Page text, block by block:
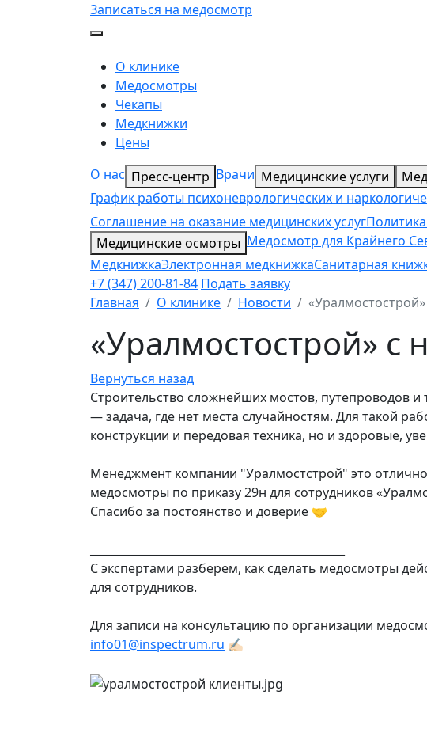
Записаться на медосмотр
О клинике
Медосмотры
Чекапы
Медкнижки
Цены
О нас Пресс-центр Врачи Медицинские услуги
График работы психоневрологических и
Соглашение на оказание медицинских услуг
Медицинские осмотры Медосмотр для Крайнего
МедкнижкаЭлектронная медкнижкаСанитарная
+7 (347) 200-81-84 Подать заявку
Главная
О клинике Новости
«Уралмостострой» с
Вернуться назад
Строительство сложнейших мостов, путепроводов и
— задача, где нет места случайностям. Для такой
конструкции и передовая техника, но и здоровые,
Менеджмент компании "Уралмостстрой" это
медосмотры по приказу 29н для сотрудников
Спасибо за постоянство и доверие 🤝
С экспертами разберем, как сделать медосмотры
для сотрудников.
Для записи на консультацию по организации
info01@inspectrum.ru ✍🏻